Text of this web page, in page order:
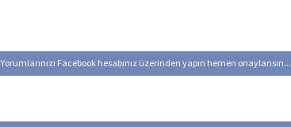
Yorumlarınızı Facebook hesabınız üzerinden yapın hemen onaylansın...